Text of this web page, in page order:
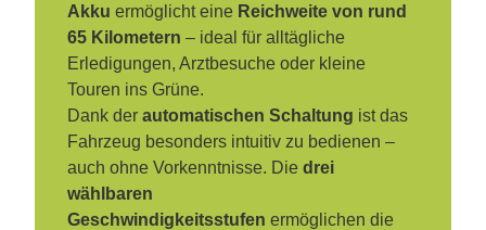
Akku ermöglicht eine Reichweite von rund
65 Kilometern – ideal für alltägliche
Erledigungen, Arztbesuche oder kleine
Touren ins Grüne.
Dank derautomatischen Schaltung ist das
Fahrzeug besonders intuitiv zu bedienen –
auch ohne Vorkenntnisse. Diedrei
wählbaren
Geschwindigkeitsstufen ermöglichen die